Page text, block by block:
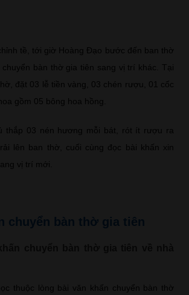
tề, tới giờ Hoàng Đạo bước đến ban thờ
chuyển bàn thờ gia tiên sang vị trí khác. Tại
đặt 03 lễ tiền vàng, 03 chén rượu, 01 cốc
gồm 05 bông hoa hồng.
thắp 03 nén hương mỗi bát, rót ít rượu ra
lên ban thờ, cuối cùng đọc bài khấn xin
vị trí mới.
chuyển bàn thờ gia tiên
thuộc lòng bài văn khấn chuyển bàn thờ